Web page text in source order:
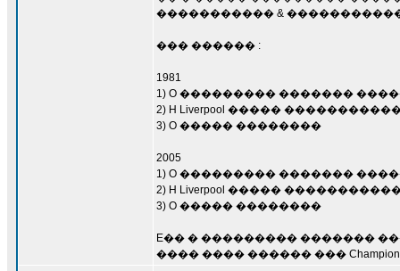
����������� &
��� ������ :
1981
1) O ��������� �������
2) H Liverpool �����
3) O ����� ��������
2005
1) O ��������� �������
2) H Liverpool �����
3) O ����� ��������
E�� � ��������� �������
���� ���� ������ ���